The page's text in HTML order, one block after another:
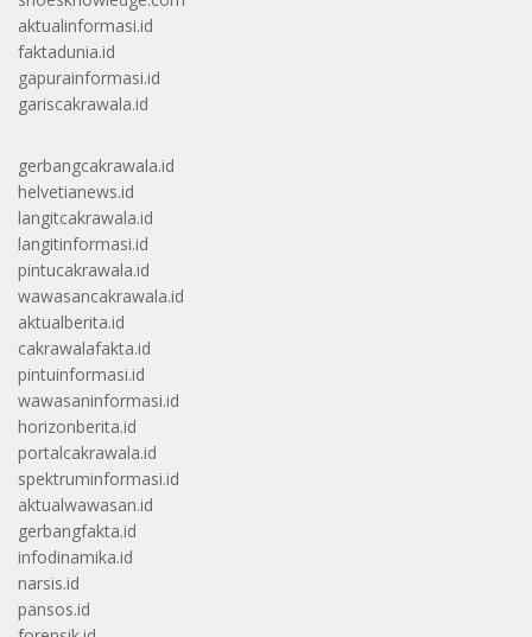
aktualinformasi.id
faktadunia.id
gapurainformasi.id
gariscakrawala.id
gerbangcakrawala.id
helvetianews.id
langitcakrawala.id
langitinformasi.id
pintucakrawala.id
wawasancakrawala.id
aktualberita.id
cakrawalafakta.id
pintuinformasi.id
wawasaninformasi.id
horizonberita.id
portalcakrawala.id
spektruminformasi.id
aktualwawasan.id
gerbangfakta.id
infodinamika.id
narsis.id
pansos.id